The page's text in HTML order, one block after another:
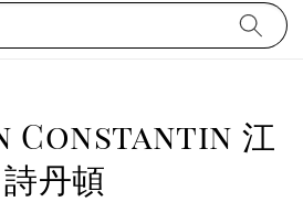
Constantin 江
詩丹頓